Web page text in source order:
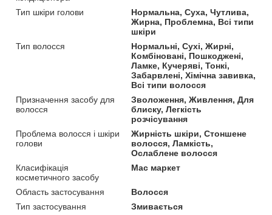
Тип шкіри голови
Нормальна, Суха, Чутлива,
Жирна, Проблемна, Всі типи
шкіри
Тип волосся
Нормальні, Сухі, Жирні,
Комбіновані, Пошкоджені,
Ламке, Кучеряві, Тонкі,
Забарвлені, Хімічна завивка,
Всі типи волосся
Призначення засобу для
волосся
Зволоження, Живлення, Для
блиску, Легкість
розчісування
Проблема волосся і шкіри
голови
Жирність шкіри, Стоншене
волосся, Ламкість,
Ослаблене волосся
Класифікація
косметичного засобу
Мас маркет
Область застосування
Волосся
Тип застосування
Змивається